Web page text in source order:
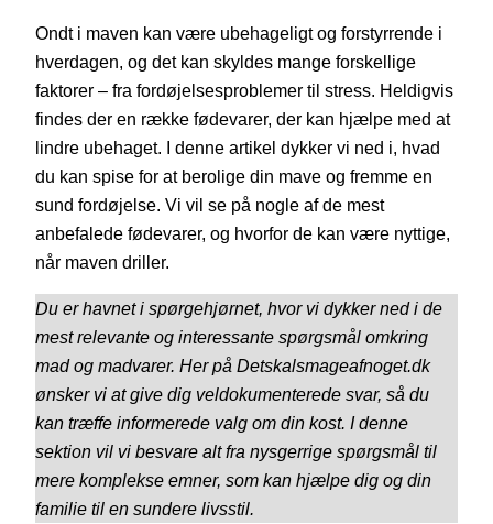
Ondt i maven kan være ubehageligt og forstyrrende i
hverdagen, og det kan skyldes mange forskellige
faktorer – fra fordøjelsesproblemer til stress. Heldigvis
findes der en række fødevarer, der kan hjælpe med at
lindre ubehaget. I denne artikel dykker vi ned i, hvad
du kan spise for at berolige din mave og fremme en
sund fordøjelse. Vi vil se på nogle af de mest
anbefalede fødevarer, og hvorfor de kan være nyttige,
når maven driller.
Du er havnet i spørgehjørnet, hvor vi dykker ned i de
mest relevante og interessante spørgsmål omkring
mad og madvarer. Her på Detskalsmageafnoget.dk
ønsker vi at give dig veldokumenterede svar, så du
kan træffe informerede valg om din kost. I denne
sektion vil vi besvare alt fra nysgerrige spørgsmål til
mere komplekse emner, som kan hjælpe dig og din
familie til en sundere livsstil.